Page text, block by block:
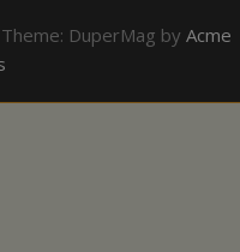
Theme: DuperMag by Acme